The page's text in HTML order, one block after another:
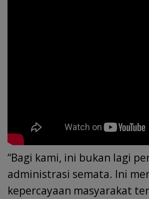
“Bagi kami, ini bukan lagi
administrasi semata. Ini
kepercayaan masyarakat